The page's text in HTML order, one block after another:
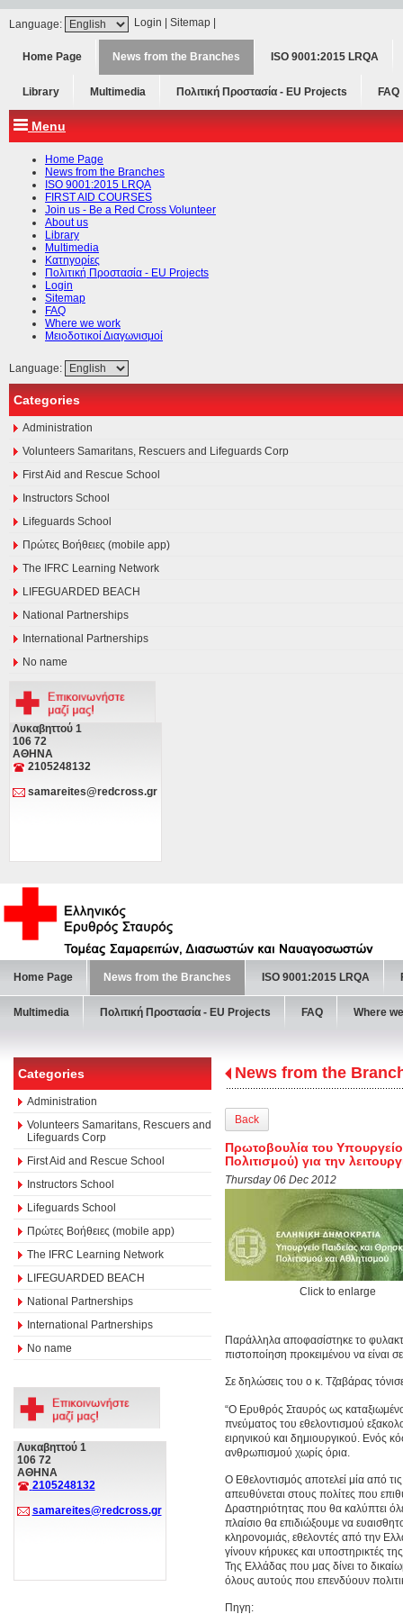
Language: Login Sitemap
Home Page News from the Branches ISO 9001:2015 LRQA
Library Multimedia Πολιτική Προστασία - ΕU Projects FAQ
Menu
Home Page
News from the Branches
ISO 9001:2015 LRQA
FIRST AID COURSES
Join us - Be a Red Cross Volunteer
About us
Library
Multimedia
Κατηγορίες
Πολιτική Προστασία - ΕU Projects
Login
Sitemap
FAQ
Where we work
Μειοδοτικοί Διαγωνισμοί
Language:
Categories
Administration
Volunteers Samaritans, Rescuers and Lifeguards Corp
First Aid and Rescue School
Instructors School
Lifeguards School
Πρώτες Βοήθειες (mobile app)
The IFRC Learning Network
LIFEGUARDED BEACH
National Partnerships
International Partnerships
No name
Λυκαβηττού 1
106 72
ΑΘΗΝΑ
2105248132
samareites@redcross.gr
Home Page News from the Branches ISO 9001:2015 LRQA
Multimedia Πολιτική Προστασία - ΕU Projects FAQ Where
Categories
Administration
Volunteers Samaritans, Rescuers and
Lifeguards Corp
First Aid and Rescue School
Instructors School
Lifeguards School
Πρώτες Βοήθειες (mobile app)
The IFRC Learning Network
LIFEGUARDED BEACH
National Partnerships
International Partnerships
No name
Λυκαβηττού 1
106 72
ΑΘΗΝΑ
2105248132
samareites@redcross.gr
News from the
Back
Πρωτοβουλία του
Πολιτισμού) για την
Thursday 06 Dec 2012
Click to enlarge
Παράλληλα αποφασίστηκε το
πιστοποίηση προκειμένου να είναι
Σε δηλώσεις του ο κ. Τζαβάρας
“Ο Ερυθρός Σταυρός ως
πνεύματος του εθελοντισμού
ειρηνικού και δημιουργικού. Ενός
ανθρωπισμού χωρίς όρια.
Ο Εθελοντισμός αποτελεί μία από
απευθύνεται στους πολίτες που
Δραστηριότητας που θα καλύπτει
πλαίσιο θα επιδιώξουμε να
κληρονομιάς, εθελοντές από την
γίνουν κήρυκες και υποστηρικτές
Της Ελλάδας που μας δίνει το
όλους αυτούς που επενδύουν
Πηγη: